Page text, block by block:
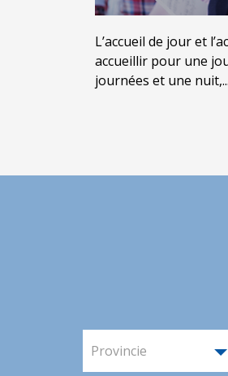
L’accueil de jour et
accueillir pour une
journées et une nuit,...
Provincie